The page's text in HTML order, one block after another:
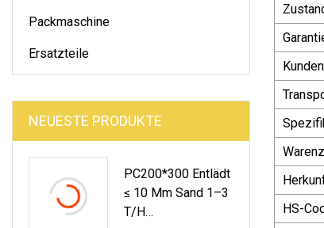
Packmaschine
Ersatzteile
NEUESTE PRODUKTE
PC200*300 Entlädt
≤ 10 Mm Sand 1–3
T/h
HS-